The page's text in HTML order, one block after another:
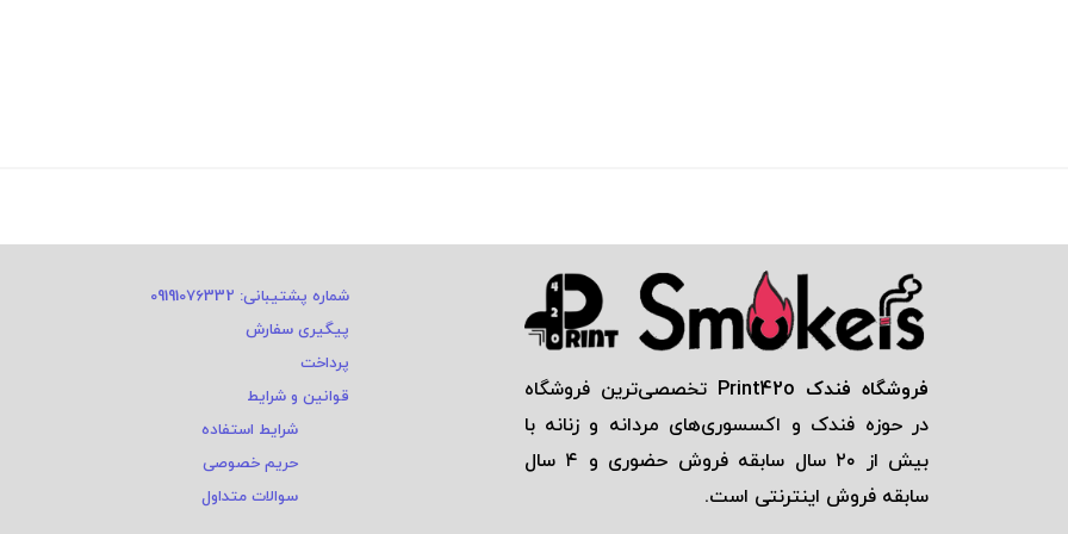
فروشگاه فندک Print42o
تخصصی‌ترين فروشگاه
در حوزه فندک و اكسسوری‌های مردانه و زنانه با
بيش از ٢٠ سال سابقه فروش حضوری و ٤ سال
سابقه فروش اينترنتی است.
شماره پشتیبانی: 09191076332
پیگیری سفارش
پرداخت
قوانین و شرایط
شرایط استفاده
حریم خصوصی
سوالات متداول